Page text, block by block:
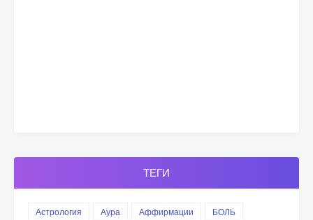
ТЕГИ
Астрология Аура Аффирмации
БОЛЬ